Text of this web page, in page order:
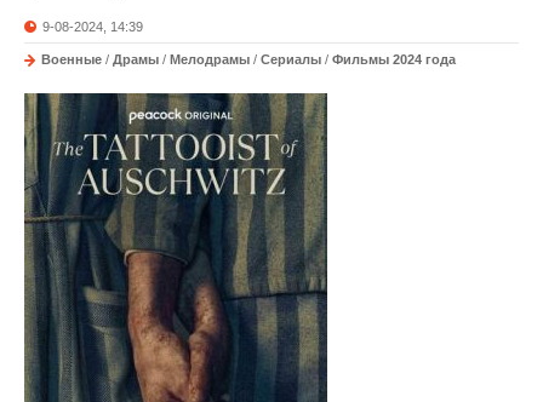
9-08-2024, 14:39
Военные / Драмы / Мелодрамы / Сериалы / Фильмы 2024 года